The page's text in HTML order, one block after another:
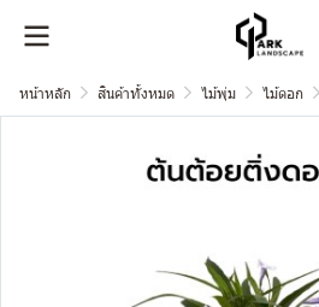
หน้าหลัก สินค้าทั้งหมด ไม้พุ่ม ไม้ดอก